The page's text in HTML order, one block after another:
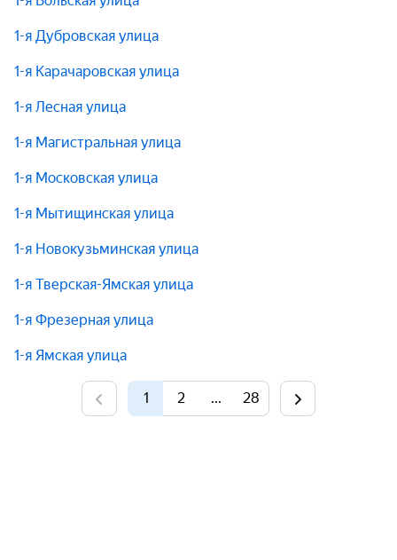
1-я Дубровская улица
1-я Карачаровская улица
1-я Лесная улица
1-я Магистральная улица
1-я Московская улица
1-я Мытищинская улица
1-я Новокузьминская улица
1-я Тверская-Ямская улица
1-я Фрезерная улица
1-я Ямская улица
1 2 ... 28